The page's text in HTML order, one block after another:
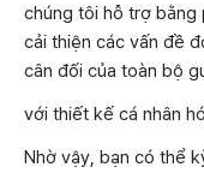
chúng tôi hỗ trợ bằng
cải thiện các vấn đề
cân đối của toàn bộ
với thiết kế cá nhân
Nhờ vậy, bạn có thể